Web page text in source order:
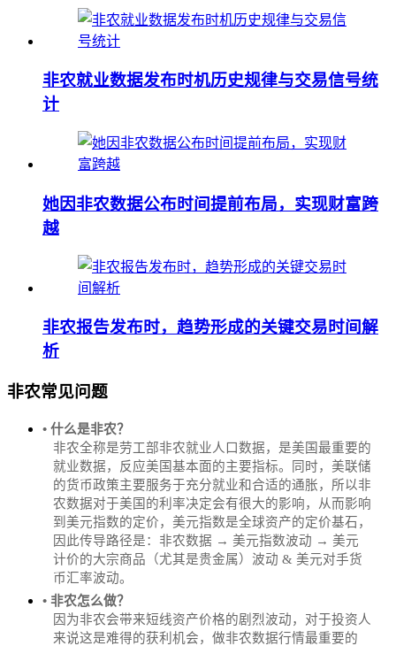
非农就业数据发布时机历史规律与交易信号统
计
她因非农数据公布时间提前布局，实现财富跨
越
非农报告发布时，趋势形成的关键交易时间解
析
非农常见问题
• 什么是非农？
非农全称是劳工部非农就业人口数据，是美国最重要的
就业数据，反应美国基本面的主要指标。同时，美联储
的货币政策主要服务于充分就业和合适的通胀，所以非
农数据对于美国的利率决定会有很大的影响，从而影响
到美元指数的定价，美元指数是全球资产的定价基石，
因此传导路径是：非农数据 → 美元指数波动 → 美元
计价的大宗商品（尤其是贵金属）波动 & 美元对手货
币汇率波动。
• 非农怎么做？
因为非农会带来短线资产价格的剧烈波动，对于投资人
来说这是难得的获利机会，做非农数据行情最重要的